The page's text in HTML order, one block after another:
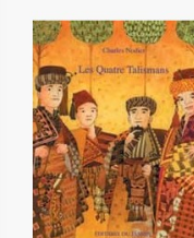
Les quatre talismans
12,20 €